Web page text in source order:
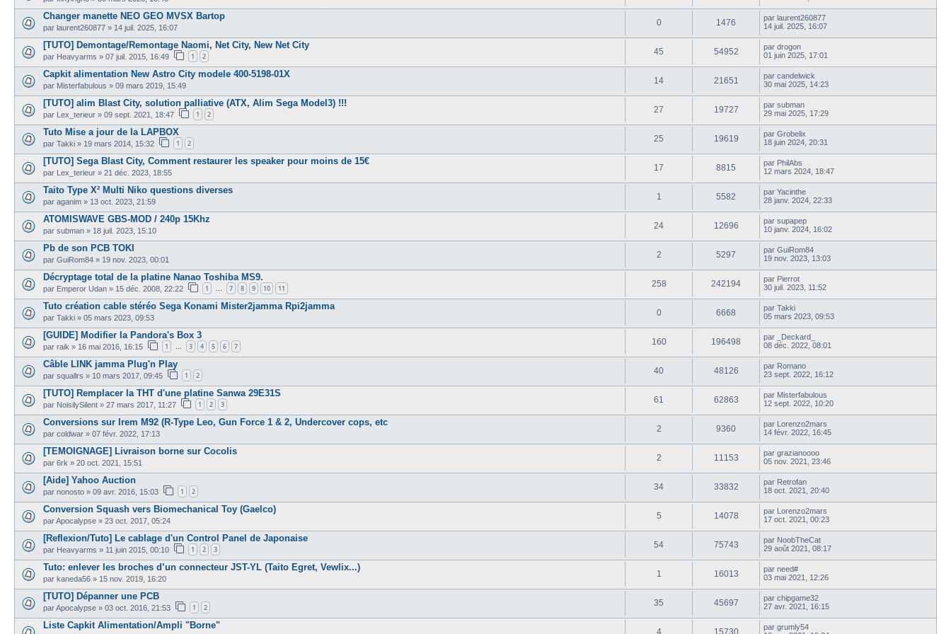
Changer manette NEO GEO MVSX Bartop
par laurent260877 » 14 juil. 2025, 16:07
0 1476 par laurent260877
14 juil. 2025, 16:07
[TUTO] Demontage/Remontage Naomi, Net City, New Net City
par Heavyarms » 07 juil. 2015, 16:49 1 2 45 54952 par drogon
01 juin 2025, 17:01
Capkit alimentation New Astro City modele 400-5198-01X
par Misterfabulous » 09 mars 2019, 15:49
14 21651 par candelwick
30 mai 2025, 14:23
[TUTO] alim Blast City, solution palliative (ATX, Alim Sega Model3) !!!
par Lex_terieur » 09 sept. 2021, 18:47 1 2 27 19727 par subman
29 mai 2025, 17:29
Tuto Mise a jour de la LAPBOX
par Takki » 19 mars 2014, 15:32 1 2 25 19619 par Grobelix
18 juin 2024, 20:31
[TUTO] Sega Blast City, Comment restaurer les speaker pour moins de 15€
par Lex_terieur » 21 déc. 2023, 18:55
17 8815 par PhilAbs
12 mars 2024, 18:47
Taito Type X² Multi Niko questions diverses
par aganim » 13 oct. 2023, 21:59
1 5582 par Yacinthe
28 janv. 2024, 22:33
ATOMISWAVE GBS-MOD / 240p 15Khz
par subman » 18 juil. 2023, 15:10
24 12696 par supapep
10 janv. 2024, 16:02
Pb de son PCB TOKI
par GuiRom84 » 19 nov. 2023, 00:01
2 5297 par GuiRom84
19 nov. 2023, 13:03
Décryptage total de la platine Nanao Toshiba MS9.
par Emperor Udan » 15 déc. 2008, 22:22 1 … 7 8 9 10 11 258 242194 par Pierrot
30 juil. 2023, 11:52
Tuto création cable stéréo Sega Konami Mister2jamma Rpi2jamma
par Takki » 05 mars 2023, 09:53
0 6668 par Takki
05 mars 2023, 09:53
[GUIDE] Modifier la Pandora's Box 3
par raik » 16 mai 2016, 16:15 1 … 3 4 5 6 7 160 196498 par
_Deckard_
08 déc. 2022, 08:01
Câble LINK jamma Plug'n Play
par squallrs » 10 mars 2017, 09:45 1 2 40 48126 par Romano
23 sept. 2022, 16:12
[TUTO] Remplacer la THT d'une platine Sanwa 29E31S
par NoisilySilent » 27 mars 2017, 11:27 1 2 3 61 62863 par Misterfabulous
12 sept. 2022, 10:20
Conversions sur Irem M92 (R-Type Leo, Gun Force 1 & 2, Undercover cops, etc
par coldwar » 07 févr. 2022, 17:13
2 9360 par Lorenzo2mars
14 févr. 2022, 16:45
[TEMOIGNAGE] Livraison borne sur Cocolis
par 6rk » 20 oct. 2021, 15:51
2 11153 par grazianoooo
05 nov. 2021, 23:46
[Aide] Yahoo Auction
par nonosto » 09 avr. 2016, 15:03 1 2 34 33832 par Retrofan
18 oct. 2021, 20:40
Conversion Squash vers Biomechanical Toy (Gaelco)
parApocalypse » 23 oct. 2017, 05:24
5 14078 par Lorenzo2mars
17 oct. 2021, 00:23
[Reflexion/Tuto] Le cablage d'un Control Panel de Japonaise
par Heavyarms » 11 juin 2015, 00:10 1 2 3 54 75743 par NoobTheCat
29 août 2021, 08:17
Tuto: enlever les broches d’un connecteur JST-YL (Taito Egret, Vewlix...)
par kaneda56 » 15 nov. 2019, 16:20
1 16013 par need#
03 mai 2021, 12:26
[TUTO] Dépanner une PCB
parApocalypse » 03 oct. 2016, 21:53 1 2 35 45697 par chipgame32
27 avr. 2021, 16:15
Liste Capkit Alimentation/Ampli "Borne"
4 15730 par grumly54